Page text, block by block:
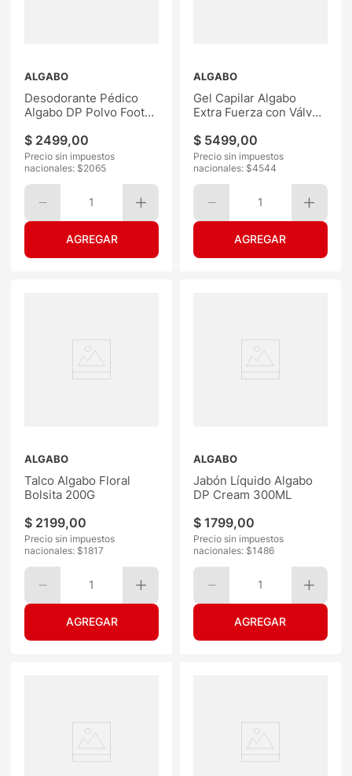
ALGABO
Desodorante Pédico
Algabo DP Polvo Foot
$ 2499,00
Precio sin impuestos
nacionales: $2065
1
ALGABO
Gel Capilar Algabo
Extra Fuerza con Válvul
$ 5499,00
Precio sin impuestos
nacionales: $4544
1
ALGABO
Talco Algabo Floral
Bolsita 200G
$ 2199,00
Precio sin impuestos
nacionales: $1817
1
ALGABO
Jabón Líquido Algabo
DP Cream 300ML
$ 1799,00
Precio sin impuestos
nacionales: $1486
1